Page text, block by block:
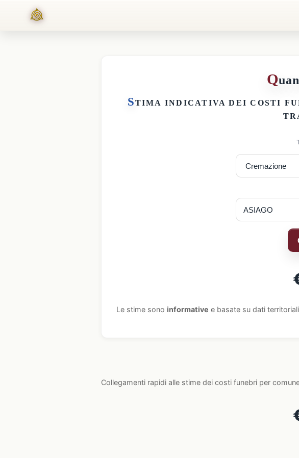
Q
STIMA INDICATIVA DEICOSTI
Le stime sono informative e basate su dati
Collegamenti rapidi alle stime dei costi funebri per